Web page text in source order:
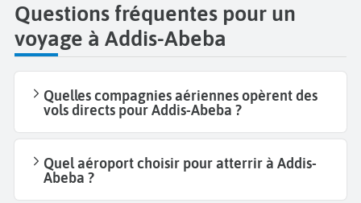
Questions fréquentes pour un
voyage à Addis-Abeba
Quelles compagnies aériennes opèrent des
vols directs pour Addis-Abeba ?
Quel aéroport choisir pour atterrir à Addis-
Abeba ?